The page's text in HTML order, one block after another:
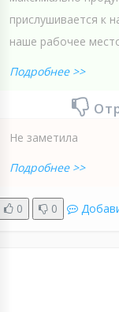
прислушивается к
наше рабочее
Подробнее >>
Не заметила
Подробнее >>
0 0